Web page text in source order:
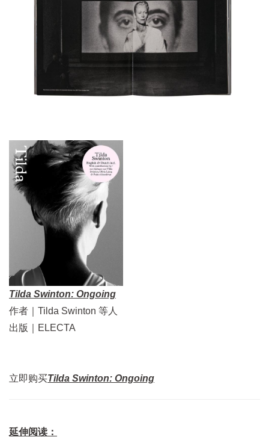
Tilda Swinton: Ongoing
作者｜Tilda Swinton 等人
出版｜ELECTA
立即购买Tilda Swinton: Ongoing
延伸阅读：